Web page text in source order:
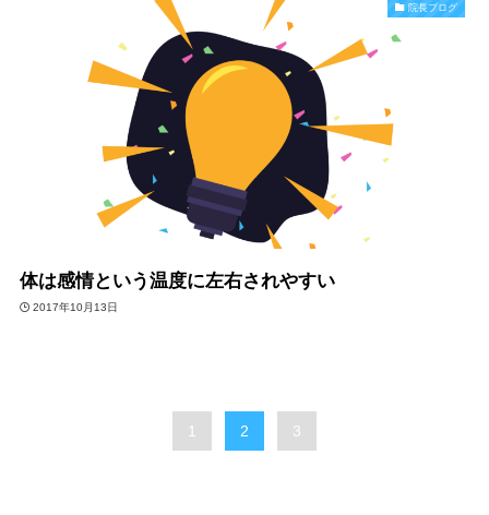
院長ブログ
体は感情という温度に左右されやすい
2017年10月13日
1 2 3